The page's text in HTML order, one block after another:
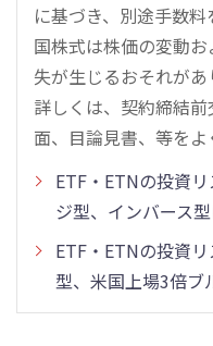
に基づき、別途手数
国株式は株価の変動
失が生じるおそれがあ
詳しくは、契約締結
面、目論見書、等をよ
ETF・ETNの投資
ジ型、インバース
ETF・ETNの投資
型、米国上場3倍ブ